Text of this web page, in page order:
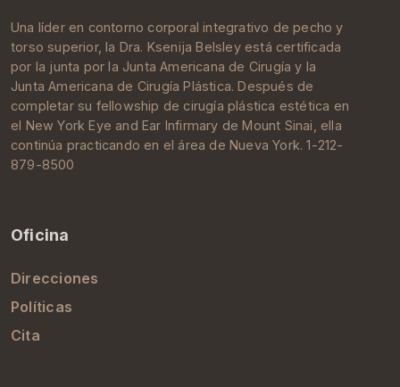
Una líder en contorno corporal integrativo de pecho y
torso superior, la Dra. Ksenija Belsleyestá certificada
por la junta por la Junta Americana de Cirugía y la
Junta Americana de Cirugía Plástica. Después de
completar su fellowship de cirugía plástica estética en
el New York Eye and Ear Infirmary deMount Sinai , ella
continúa practicando en el área de Nueva York. 1-212-
879-8500
Oficina
Direcciones
Políticas
Cita